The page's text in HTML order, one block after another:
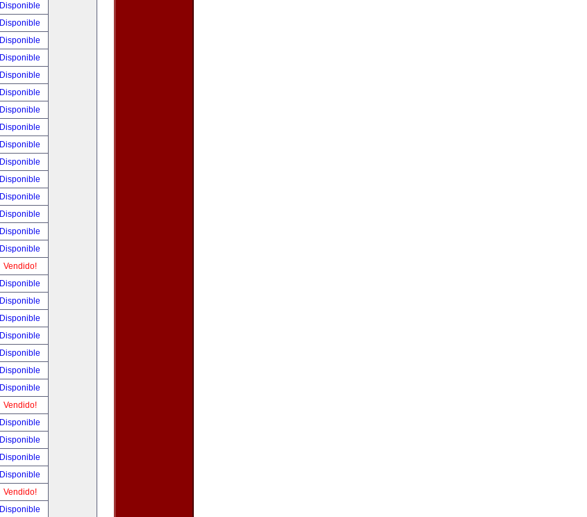
Disponible
Disponible
Disponible
Disponible
Disponible
Disponible
Disponible
Disponible
Disponible
Disponible
Disponible
Disponible
Disponible
Disponible
Disponible
Vendido!
Disponible
Disponible
Disponible
Disponible
Disponible
Disponible
Disponible
Vendido!
Disponible
Disponible
Disponible
Disponible
Vendido!
Disponible